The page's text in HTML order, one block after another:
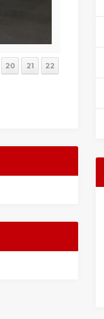
20 21 22